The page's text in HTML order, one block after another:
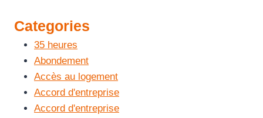
Categories
35 heures
Abondement
Accès au logement
Accord d'entreprise
Accord d'entreprise